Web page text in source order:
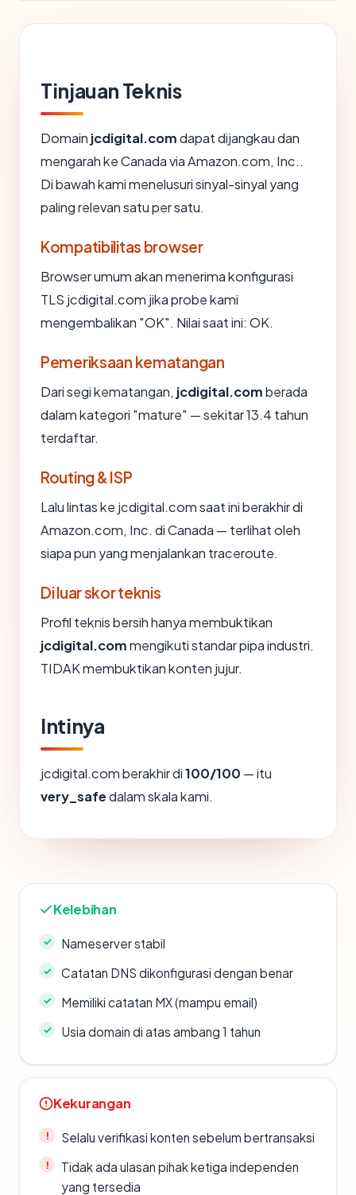
Tinjauan Teknis
Domain jcdigital.comdapat dijangkau dan
mengarah ke Canada via Amazon.com, Inc..
Di bawah kami menelusuri sinyal-sinyal yang
paling relevan satu per satu.
Kompatibilitas browser
Browser umum akan menerima konfigurasi
TLS jcdigital.com jika probe kami
mengembalikan "OK". Nilai saat ini: OK.
Pemeriksaan kematangan
Dari segi kematangan, jcdigital.comberada
dalam kategori "mature" — sekitar 13.4 tahun
terdaftar.
Routing & ISP
Lalu lintas ke jcdigital.com saat ini berakhir di
Amazon.com, Inc. di Canada — terlihat oleh
siapa pun yang menjalankan traceroute.
Di luar skor teknis
Profil teknis bersih hanya membuktikan
jcdigital.commengikuti standar pipa industri.
TIDAK membuktikan konten jujur.
Intinya
jcdigital.com berakhir di100/100 — itu
very_safedalam skala kami.
Kelebihan
Nameserver stabil
Catatan DNS dikonfigurasi dengan benar
Memiliki catatan MX (mampu email)
Usia domain di atas ambang 1 tahun
Kekurangan
Selalu verifikasi konten sebelum bertransaksi
Tidak ada ulasan pihak ketiga independen
yang tersedia